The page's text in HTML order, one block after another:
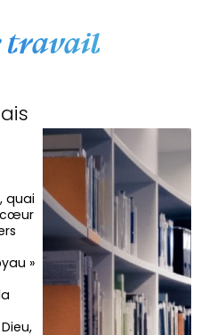
travail
quai
cœur
»